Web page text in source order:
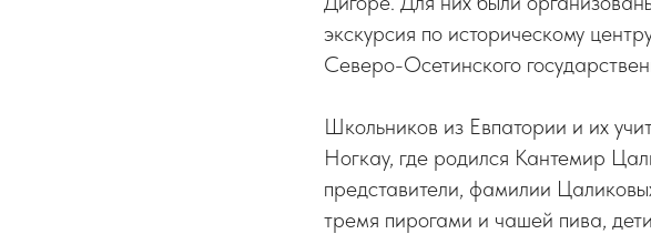
экскурсия по историческому
Северо-Осетинского
Школьников из Евпатории и их
Ногкау, где родился Кантемир
представители, фамилии
тремя пирогами и чашей пива,